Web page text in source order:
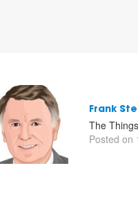
Frank
The
Posted on